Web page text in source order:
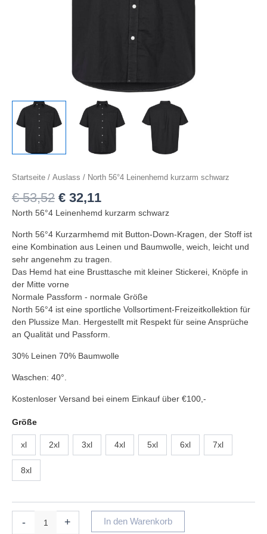
Startseite / Auslass / North 56°4 Leinenhemd kurzarm schwarz
€53,52 € 32,11
North 56°4 Leinenhemd kurzarm schwarz
North 56°4 Kurzarmhemd mit Button-Down-Kragen, der Stoff ist
eine Kombination aus Leinen und Baumwolle, weich, leicht und
sehr angenehm zu tragen.
Das Hemd hat eine Brusttasche mit kleiner Stickerei, Knöpfe in
der Mitte vorne
Normale Passform - normale Größe
North 56°4 ist eine sportliche Vollsortiment-Freizeitkollektion für
den Plussize Man. Hergestellt mit Respekt für seine Ansprüche
an Qualität und Passform.
30% Leinen 70% Baumwolle
Waschen: 40°.
Kostenloser Versand bei einem Einkauf über €100,-
Größe
xl 2xl 3xl 4xl 5xl 6xl 7xl
8xl
- + In den Warenkorb